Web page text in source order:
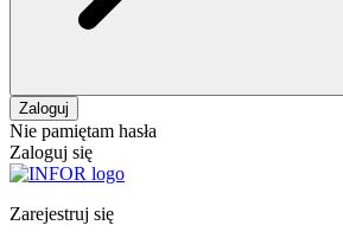
Zaloguj
Nie pamiętam hasła
Zaloguj się
Zarejestruj się